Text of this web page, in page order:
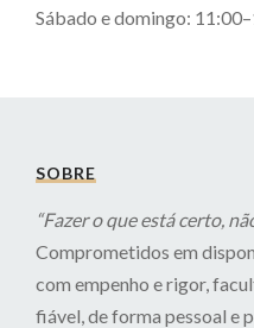
Sábado e domingo:
SOBRE
“Fazer o que está certo,
Comprometidos em
com empenho e rigor,
fiável, de forma pessoal e